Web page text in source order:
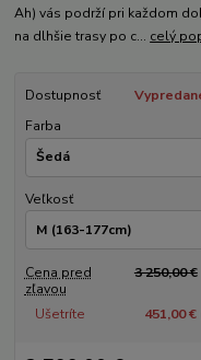
Ah) vás podrží pri každom
na dlhšie trasy po c... celý
Dostupnosť
Farba
Veľkosť
Cena pred
zľavou
3 250,00 €
Ušetríte 451,00 €